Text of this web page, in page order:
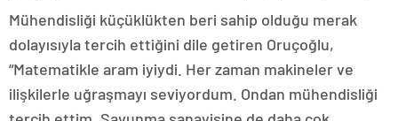
Mühendisliği küçüklükten beri sahip olduğu merak
dolayısıyla tercih ettiğini dile getiren Oruçoğlu,
“Matematikle aram iyiydi. Her zaman makineler ve
ilişkilerle uğraşmayı seviyordum. Ondan mühendisliği